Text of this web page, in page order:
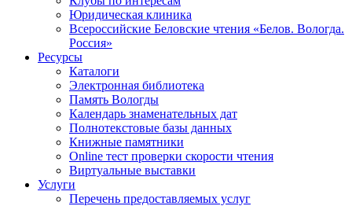
Юридическая клиника
Всероссийские Беловские чтения «Белов. Вологда.
Россия»
Ресурсы
Каталоги
Электронная библиотека
Память Вологды
Календарь знаменательных дат
Полнотекстовые базы данных
Книжные памятники
Online тест проверки скорости чтения
Виртуальные выставки
Услуги
Перечень предоставляемых услуг